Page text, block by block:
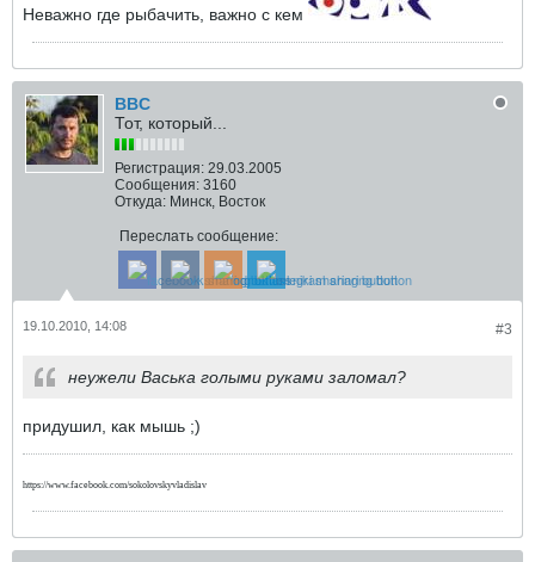
Неважно где рыбачить, важно с кем
BBC
Тот, который...
Регистрация: 29.03.2005
Сообщения: 3160
Откуда: Минск, Восток
Переслать сообщение:
#3
19.10.2010, 14:08
неужели Васька голыми руками заломал?
придушил, как мышь ;)
https://www.facebook.com/sokolovskyvladislav